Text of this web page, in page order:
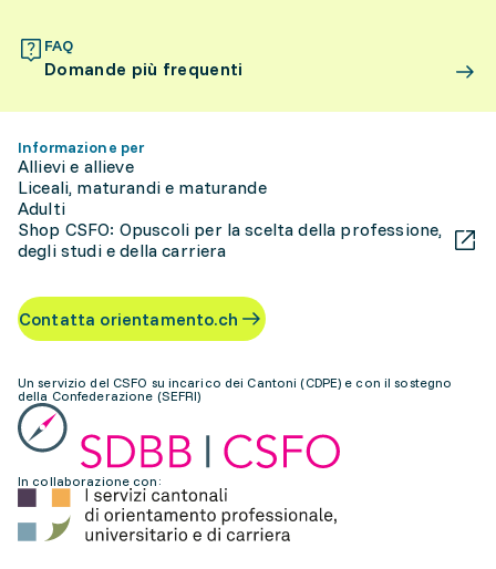
FAQ
Domande più frequenti
Informazione per
Allievi e allieve
Liceali, maturandi e maturande
Adulti
Shop CSFO: Opuscoli per la scelta della professione,
degli studi e della carriera
Contatta orientamento.ch
Un servizio del CSFO su incarico dei Cantoni (CDPE) e con il sostegno
della Confederazione (SEFRI)
In collaborazione con: